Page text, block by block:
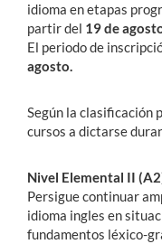
idioma en etapas
partir del 19 de
El periodo de
agosto.
Según la clasificación
cursos a dictarse
Nivel Elemental II
Persigue continuar
idioma ingles en
fundamentos léxico-